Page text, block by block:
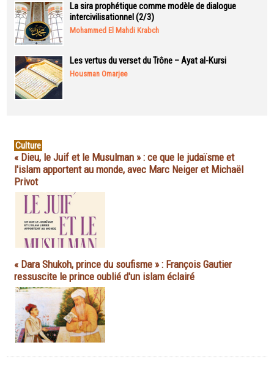
La sira prophétique comme modèle de dialogue
intercivilisationnel (2/3)
Mohammed El Mahdi Krabch
Les vertus du verset du Trône – Ayat al-Kursi
Housman Omarjee
Culture
« Dieu, le Juif et le Musulman » : ce que le judaïsme et
l'islam apportent au monde, avec Marc Neiger et Michaël
Privot
« Dara Shukoh, prince du soufisme » : François Gautier
ressuscite le prince oublié d'un islam éclairé